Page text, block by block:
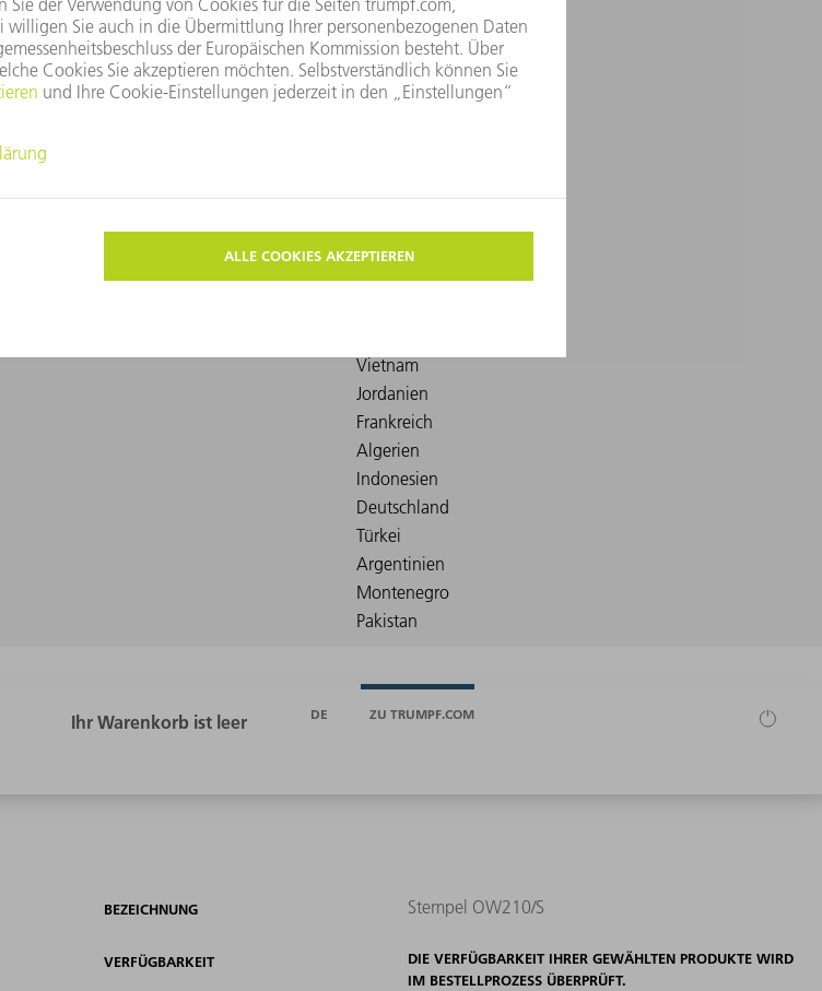
DE ZU TRUMPF.COM
BEZEICHNUNG Stempel OW210/S
VERFÜGBARKEIT
DIE VERFÜGBARKEIT IHRER GEWÄHLTEN PRODUKTE WIRD
IM BESTELLPROZESS ÜBERPRÜFT.